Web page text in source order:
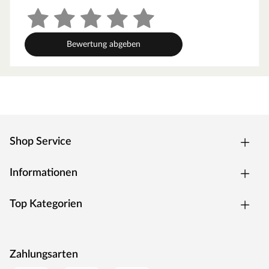
Bewertung abgeben
Shop Service
Informationen
Top Kategorien
Zahlungsarten